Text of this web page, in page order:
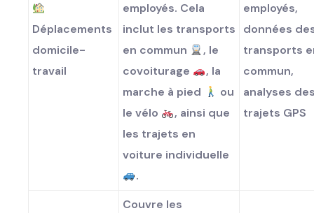
Déplacements
domicile-
travail
employés. Cela
inclut les transports
en commun
, le
covoiturage
, la
marche à pied
ou
le vélo
, ainsi que
les trajets en
voiture individuelle
.
employés,
données
transports
commun,
analyses
trajets GPS
Couvre les